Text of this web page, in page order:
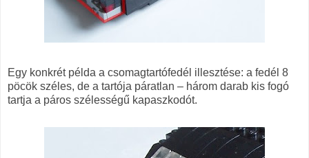
Egy konkrét példa a csomagtartófedél illesztése: a fedél 8
pöcök széles, de a tartója páratlan – három darab kis fogó
tartja a páros szélességű kapaszkodót.